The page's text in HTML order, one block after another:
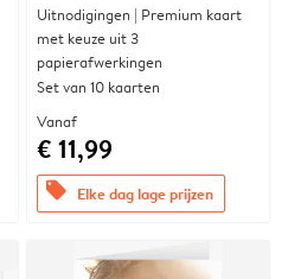
Uitnodigingen | Premium kaart
met keuze uit 3
papierafwerkingen
Set van 10 kaarten
Vanaf
€ 11,99
offers Elke dag lage prijzen